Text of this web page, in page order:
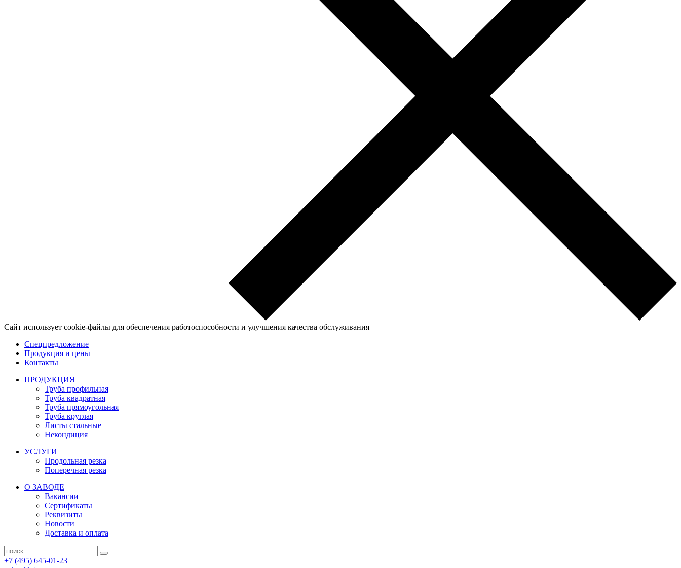
Сайт использует cookie-файлы для обеспечения работоспособности и улучшения качества обслуживания
Спецпредложение
Продукция и цены
Контакты
ПРОДУКЦИЯ
Труба профильная
Труба квадратная
Труба прямоугольная
Труба круглая
Листы стальные
Некондиция
УСЛУГИ
Продольная резка
Поперечная резка
О ЗАВОДЕ
Вакансии
Сертификаты
Реквизиты
Новости
Доставка и оплата
+7 (495) 645-01-23